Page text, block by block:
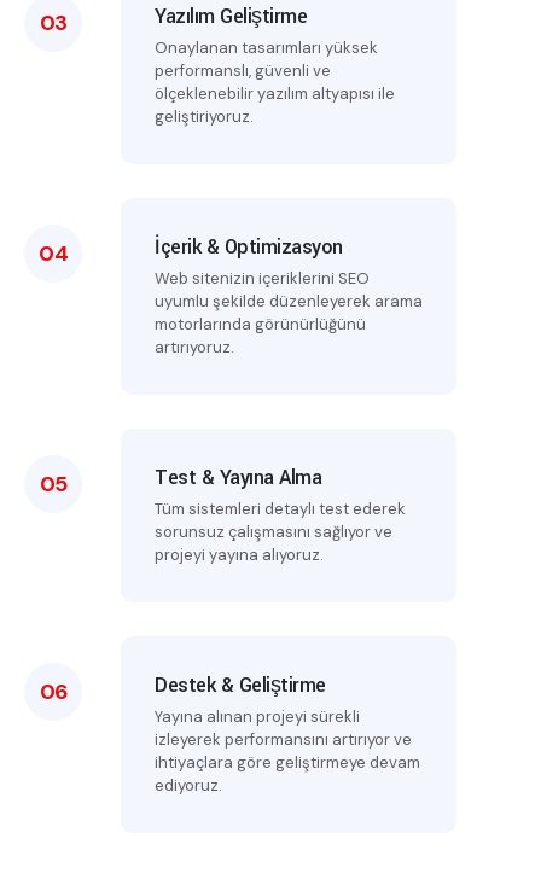
03 Yazılım Geliştirme
Onaylanan tasarımları yüksek
performanslı, güvenli ve
ölçeklenebilir yazılım altyapısı ile
geliştiriyoruz.
04 İçerik & Optimizasyon
Web sitenizin içeriklerini SEO
uyumlu şekilde düzenleyerek arama
motorlarında görünürlüğünü
artırıyoruz.
05 Test & Yayına Alma
Tüm sistemleri detaylı test ederek
sorunsuz çalışmasını sağlıyor ve
projeyi yayına alıyoruz.
06 Destek & Geliştirme
Yayına alınan projeyi sürekli
izleyerek performansını artırıyor ve
ihtiyaçlara göre geliştirmeye devam
ediyoruz.